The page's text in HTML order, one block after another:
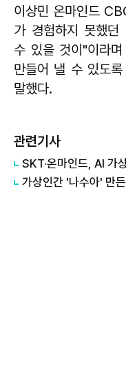
이상민 온마인드
가 경험하지 못했던
수 있을 것이"이라
만들어 낼 수 있도
말했다.
관련기사
SKT·온마인드, AI 가